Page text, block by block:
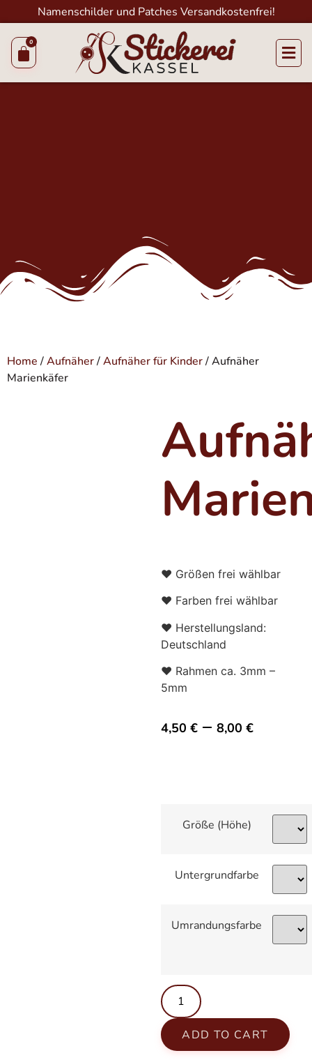
Namenschilder und Patches Versandkostenfrei!
Home /Aufnäher/Aufnäher für Kinder/ Aufnäher
Marienkäfer
♥ Größen frei wählbar
♥ Farben frei wählbar
♥ Herstellungsland:
Deutschland
♥ Rahmen ca. 3mm –
5mm
4,50€ –8,00€
Größe (Höhe)
Untergrundfarbe
Umrandungsfarbe
ADD TO CART